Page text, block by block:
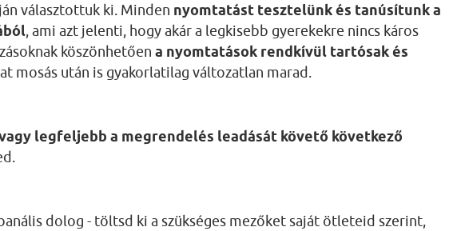
választottuk ki. Minden nyomtatást tesztelünk és tanúsítunk a
, ami azt jelenti, hogy akár a legkisebb gyerekekre nincs káros
köszönhetően a nyomtatások rendkívül tartósak és
mosás után is gyakorlatilag változatlan marad.
legfeljebb a megrendelés leadását követő következő
dolog - töltsd ki a szükséges mezőket saját ötleteid szerint,